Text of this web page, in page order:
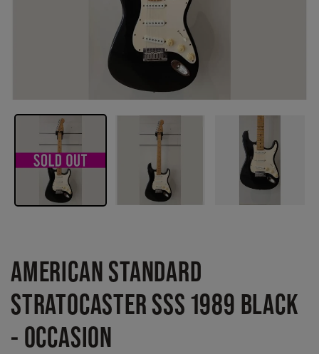
AMERICAN STANDARD
STRATOCASTER SSS 1989 BLACK
- OCCASION